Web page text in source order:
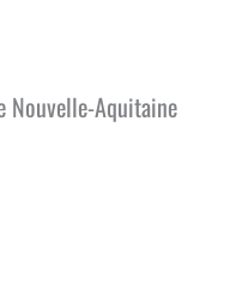
Nouvelle-Aquitaine